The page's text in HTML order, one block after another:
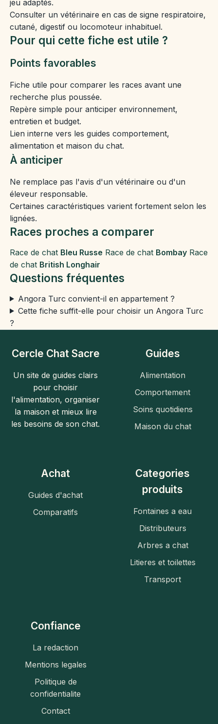
jeu adaptés.
Consulter un vétérinaire en cas de signe respiratoire,
cutané, digestif ou locomoteur inhabituel.
Pour qui cette fiche est utile ?
Points favorables
Fiche utile pour comparer les races avant une
recherche plus poussée.
Repère simple pour anticiper environnement,
entretien et budget.
Lien interne vers les guides comportement,
alimentation et maison du chat.
À anticiper
Ne remplace pas l'avis d'un vétérinaire ou d'un
éleveur responsable.
Certaines caractéristiques varient fortement selon les
lignées.
Races proches a comparer
Race de chat Bleu Russe Race de chat Bombay Race
de chat British Longhair
Questions fréquentes
Angora Turc convient-il en appartement ?
Cette fiche suffit-elle pour choisir un Angora Turc
?
Cercle Chat Sacre
Un site de guides clairs
pour choisir
l'alimentation, organiser
la maison et mieux lire
les besoins de son chat.
Guides
Alimentation
Comportement
Soins quotidiens
Maison du chat
Achat
Guides d'achat
Comparatifs
Categories
produits
Fontaines a eau
Distributeurs
Arbres a chat
Litieres et toilettes
Transport
Confiance
La redaction
Mentions legales
Politique de
confidentialite
Contact